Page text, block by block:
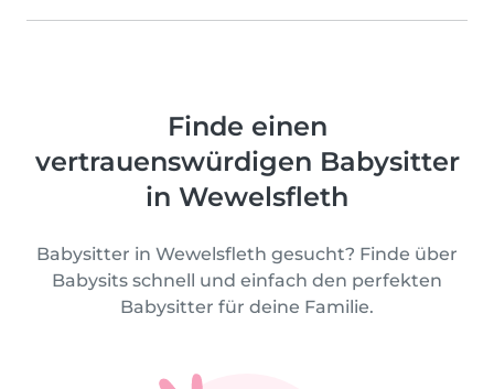
Finde einen
vertrauenswürdigen Babysitter
in Wewelsfleth
Babysitter in Wewelsfleth gesucht? Finde über
Babysits schnell und einfach den perfekten
Babysitter für deine Familie.